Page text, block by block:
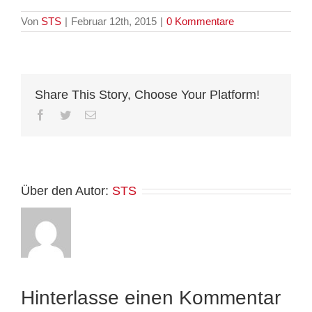
Von STS | Februar 12th, 2015 | 0 Kommentare
Share This Story, Choose Your Platform!
Facebook
TwitterE-
Über den Autor: STS
Hinterlasse einen Kommentar